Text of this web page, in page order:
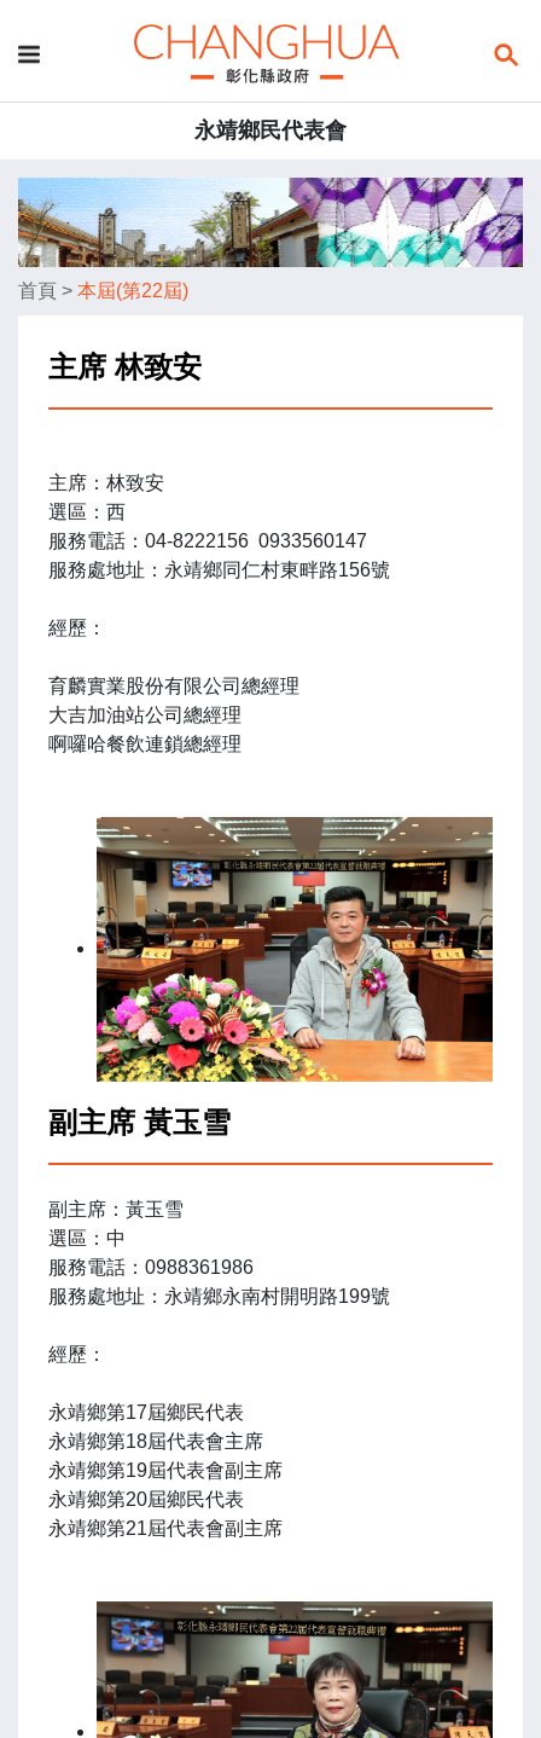
永靖鄉民代表會
首頁 > 本屆(第22屆)
主席 林致安
主席：林致安
選區：西
服務電話：04-8222156 0933560147
服務處地址：永靖鄉同仁村東畔路156號
經歷：
育麟實業股份有限公司總經理
大吉加油站公司總經理
啊囉哈餐飲連鎖總經理
副主席 黃玉雪
副主席：黃玉雪
選區：中
服務電話：0988361986
服務處地址：永靖鄉永南村開明路199號
經歷：
永靖鄉第17屆鄉民代表
永靖鄉第18屆代表會主席
永靖鄉第19屆代表會副主席
永靖鄉第20屆鄉民代表
永靖鄉第21屆代表會副主席